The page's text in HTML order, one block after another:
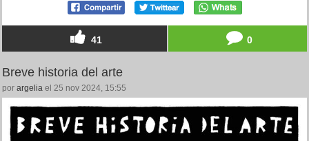
41 0
Breve historia del arte
por argelia el 25 nov 2024, 15:55